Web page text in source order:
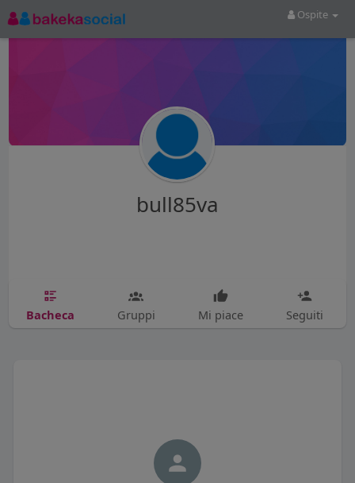
Ospite
bull85va
Bacheca Gruppi Mi piace Seguiti